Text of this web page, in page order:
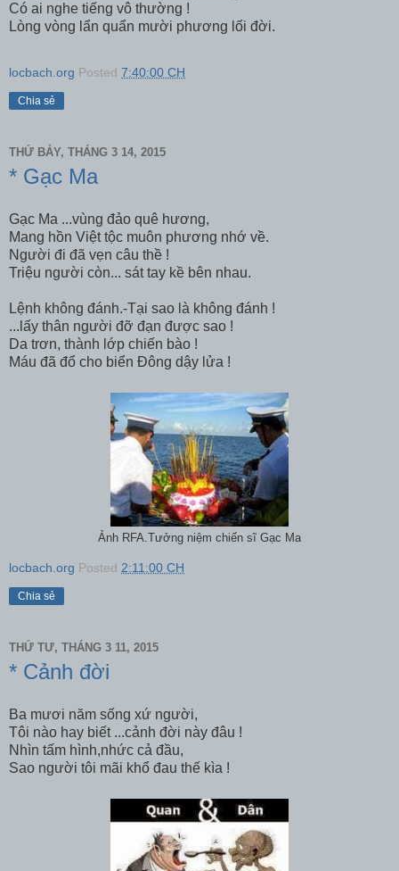
Có ai nghe tiếng vô thường !
Lòng vòng lẩn quẩn mười phương lối đời.
locbach.org Posted 7:40:00 CH
Chia sẻ
THỨ BẢY, THÁNG 3 14, 2015
* Gạc Ma
Gạc Ma ...vùng đảo quê hương,
Mang hồn Việt tộc muôn phương nhớ về.
Người đi đã vẹn câu thề !
Triệu người còn... sát tay kề bên nhau.
Lệnh không đánh.-Tại sao là không đánh !
...lấy thân người đỡ đạn được sao !
Da trơn, thành lớp chiến bào !
Máu đã đổ cho biển Đông dậy lửa !
Ảnh RFA.Tưởng niệm chiến sĩ Gạc Ma
locbach.org Posted 2:11:00 CH
Chia sẻ
THỨ TƯ, THÁNG 3 11, 2015
* Cảnh đời
Ba mươi năm sống xứ người,
Tôi nào hay biết ...cảnh đời này đâu !
Nhìn tấm hình,nhức cả đầu,
Sao người tôi mãi khổ đau thế kìa !